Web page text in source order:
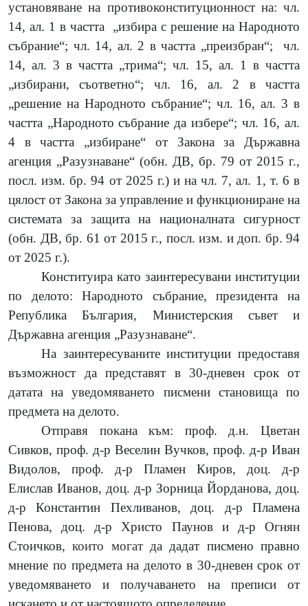
установяване на противоконституционност на: чл.
14, ал. 1 в частта
„избира с решение на Народното
събрание“; чл. 14, ал. 2 в частта „преизбран“;
чл.
14, ал. 3 в частта „трима“; чл. 15, ал. 1 в частта
„избирани, съответно“; чл. 16, ал. 2 в частта
„решение на Народното събрание“; чл. 16, ал. 3 в
частта „Народното събрание да избере“; чл. 16, ал.
4 в частта „избиране“ от Закона за Държавна
агенция „Разузнаване“ (обн. ДВ, бр. 79 от 2015 г.,
посл. изм. бр. 94 от 2025 г.) и на чл. 7, ал. 1, т. 6 в
цялост от Закона за управление и функциониране на
системата за защита на националната сигурност
(обн. ДВ, бр. 61 от 2015 г., посл. изм. и доп. бр. 94
от 2025 г.).
Конституира като заинтересувани институции
по делото: Народното събрание, президента на
Република България, Министерския съвет и
Държавна агенция „Разузнаване“.
На заинтересуваните институции предоставя
възможност да представят в 30-дневен срок от
датата на уведомяването писмени становища по
предмета на делото.
Отправя покана към: проф. д.н. Цветан
Сивков, проф. д-р Веселин Вучков, проф. д-р Иван
Видолов, проф. д-р Пламен Киров, доц. д-р
Елислав Иванов, доц. д-р Зорница Йорданова, доц.
д-р Константин Пехливанов, доц. д-р Пламена
Пенова, доц. д-р Христо Паунов и д-р Огнян
Стоичков,които могат да дадат писмено правно
мнение по предмета на делото в 30-дневен срок от
уведомяването и получаването на преписи от